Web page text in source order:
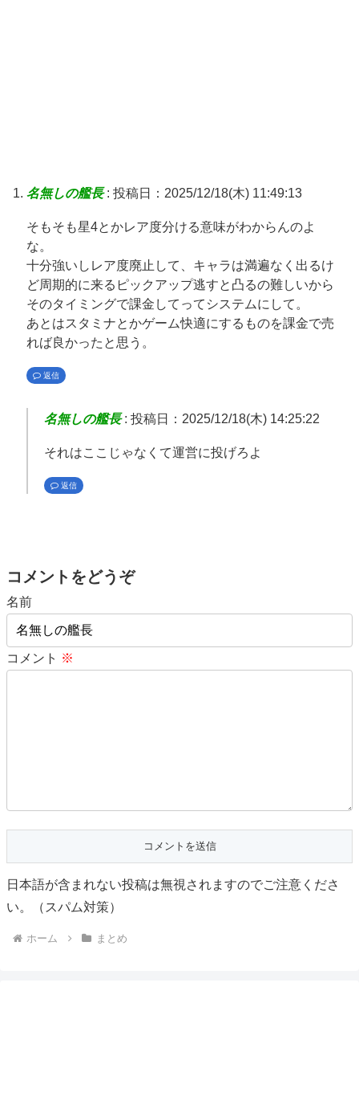
名無しの艦長: 投稿日：2025/12/18(木) 11:49:13
そもそも星4とかレア度分ける意味がわからんのよ
な。
十分強いしレア度廃止して、キャラは満遍なく出るけ
ど周期的に来るピックアップ逃すと凸るの難しいから
そのタイミングで課金してってシステムにして。
あとはスタミナとかゲーム快適にするものを課金で売
れば良かったと思う。
返信
名無しの艦長: 投稿日：2025/12/18(木) 14:25:22
それはここじゃなくて運営に投げろよ
返信
コメントをどうぞ
名前
コメント ※
日本語が含まれない投稿は無視されますのでご注意くださ
い。（スパム対策）
ホーム まとめ